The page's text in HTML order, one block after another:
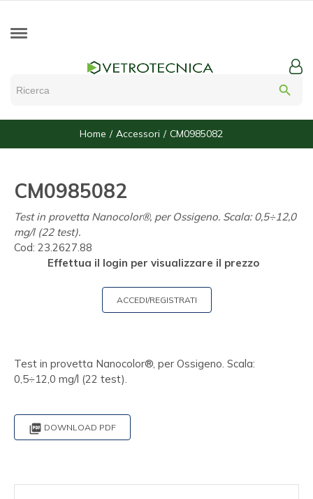
search
Home Accessori CM0985082
CM0985082
Test in provetta Nanocolor®, per Ossigeno. Scala: 0,5÷12,0
mg/l (22 test).
Cod: 23.2627.88
Effettua il login per visualizzare il prezzo
ACCEDI/REGISTRATI
Test in provetta Nanocolor®, per Ossigeno. Scala:
0,5÷12,0 mg/l (22 test).
 DOWNLOAD PDF